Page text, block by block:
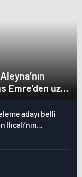
Emre’den uzak
adayı belli
damga vurdu